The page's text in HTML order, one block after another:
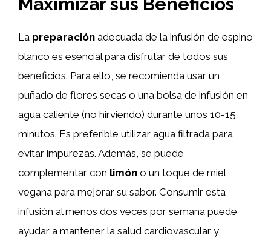
La preparación adecuada de la infusión de espino
blanco es esencial para disfrutar de todos sus
beneficios. Para ello, se recomienda usar un
puñado de flores secas o una bolsa de infusión en
agua caliente (no hirviendo) durante unos 10-15
minutos. Es preferible utilizar agua filtrada para
evitar impurezas. Además, se puede
complementar con limón o un toque de miel
vegana para mejorar su sabor. Consumir esta
infusión al menos dos veces por semana puede
ayudar a mantener la salud cardiovascular y